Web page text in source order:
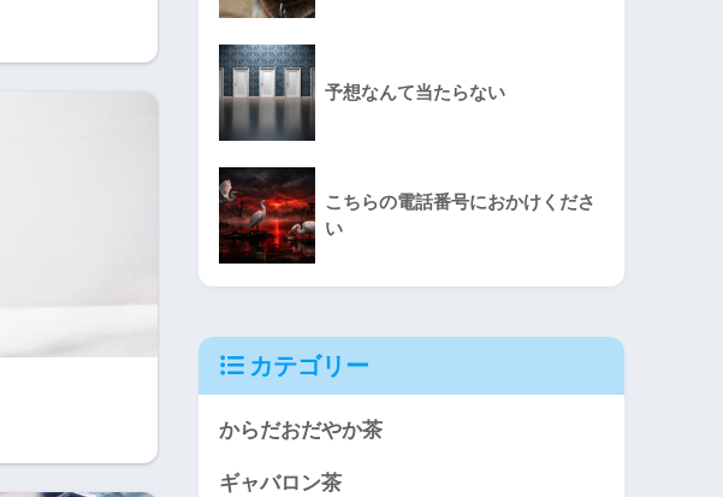
予想なんて当たらない
こちらの電話番号におかけくださ
い
カテゴリー
からだおだやか茶
ギャバロン茶